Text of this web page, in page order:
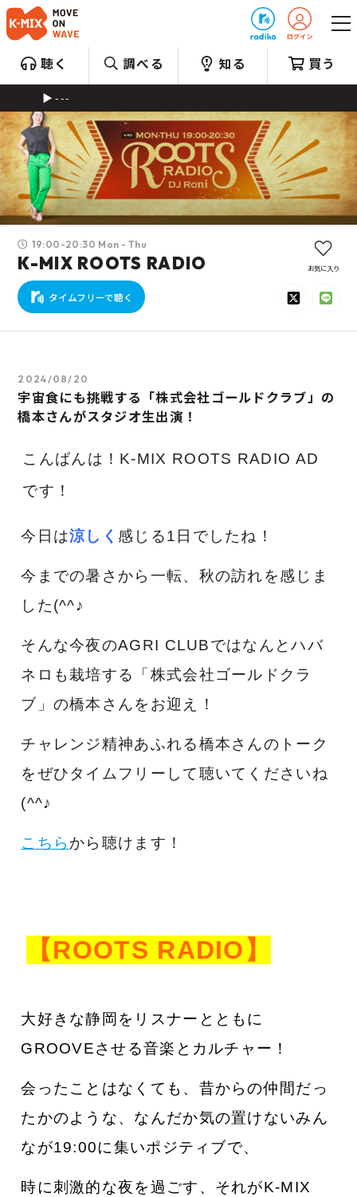
聴く 調べる 知る 買う
---
19:00-20:30 Mon - Thu
K-MIX ROOTS RADIO
タイムフリーで聴く
お気に入り
2024/08/20
宇宙食にも挑戦する「株式会社ゴールドクラブ」の
橋本さんがスタジオ生出演！
こんばんは！K-MIX ROOTS RADIO AD
です！
今日は涼しく 感じる1日でしたね！
今までの暑さから一転、秋の訪れを感じま
した(^^♪
そんな今夜のAGRI CLUBではなんとハバ
ネロも栽培する「株式会社ゴールドクラ
ブ」の橋本さんをお迎え！
チャレンジ精神あふれる橋本さんのトーク
をぜひタイムフリーして聴いてくださいね
(^^♪
こちら から聴けます！
【ROOTS RADIO】
大好きな静岡をリスナーとともに
GROOVEさせる音楽とカルチャー！
会ったことはなくて も、昔からの仲間だっ
たかのような、なんだか気の置けないみん
なが19:00に集いポジティブで、
時に刺激的な夜を過ごす、それがK-MIX